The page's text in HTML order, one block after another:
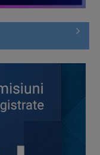
„Contemporan